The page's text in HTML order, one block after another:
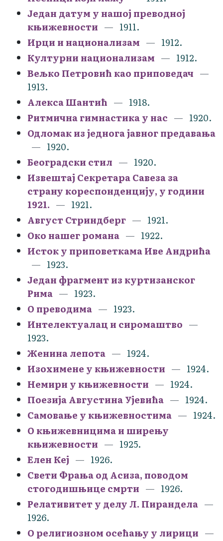
Један датум у нашој преводној
књижевности
1911.
Ирци и национализам
1912.
Културни национализам
1912.
Вељко Петровић као приповедач
1913.
Алекса Шантић
1918.
Ритмична гимнастика у нас
1920.
Одломак из једнога јавног предавања
1920.
Београдски стил
1920.
Извештај Секретара Савеза за
страну кореспонденцију, у години
1921.
1921.
Август Стриндберг
1921.
Око нашег романа
1922.
Исток у приповеткама Иве Андрића
1923.
Један фрагмент из куртизанског
Рима
1923.
О преводима
1923.
Интелектуалац и сиромаштво
1923.
Женина лепота
1924.
Изохимене у књижевности
1924.
Немири у књижевности
1924.
Поезија Августина Ујевића
1924.
Самовање у књижевностима
1924.
О књижевницима и ширењу
књижевности
1925.
Елен Кеј
1926.
Свети Фрања од Асиза, поводом
стогодишњице смрти
1926.
Релативитет у делу Л. Пирандела
1926.
О религиозном осећању у лирици